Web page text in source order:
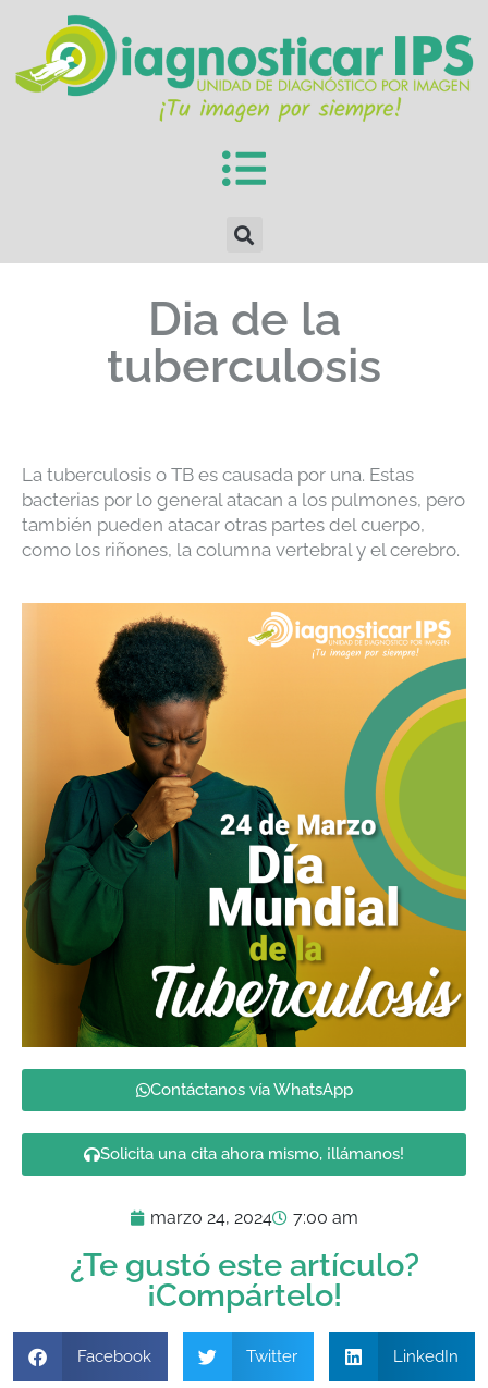
Dia de la
tuberculosis
La tuberculosis o TB es causada por una. Estas
bacterias por lo general atacan a los pulmones, pero
también pueden atacar otras partes del cuerpo,
como los riñones, la columna vertebral y el cerebro.
Contáctanos vía WhatsApp
Solicita una cita ahora mismo, ¡llámanos!
marzo 24, 2024 7:00 am
¿Te gustó este artículo?
¡Compártelo!
Facebook Twitter LinkedIn